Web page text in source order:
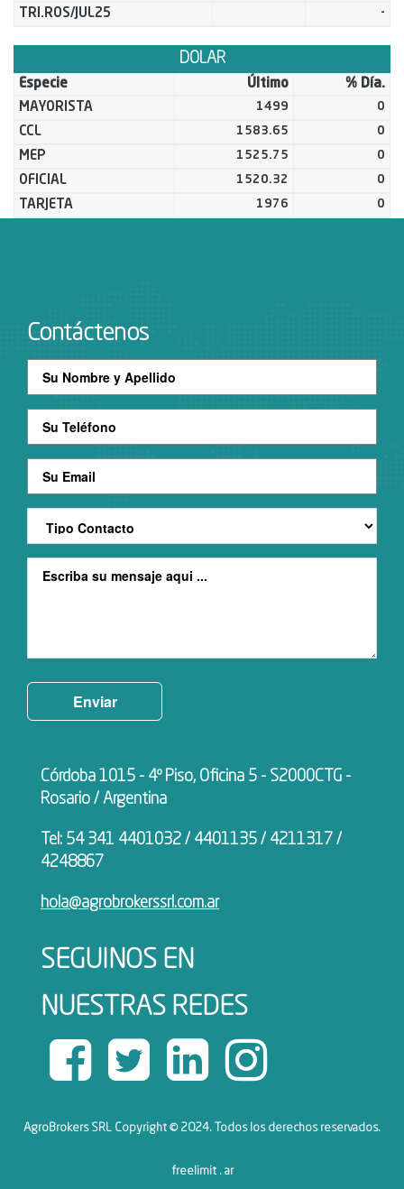
TRI.ROS/JUL25 -
DOLAR
Especie Último
% Día.
MAYORISTA
1499 0
CCL 1583.65 0
MEP 1525.75 0
OFICIAL 1520.32 0
TARJETA 1976 0
Contáctenos
Enviar
Córdoba 1015 - 4º Piso, Oficina 5 - S2000CTG -
Rosario / Argentina
Tel: 54 341 4401032 / 4401135 / 4211317 /
4248867
hola@agrobrokerssrl.com.ar
SEGUINOS EN
NUESTRAS REDES
AgroBrokers SRL Copyright © 2024. Todos los derechos reservados.
freelimit . ar